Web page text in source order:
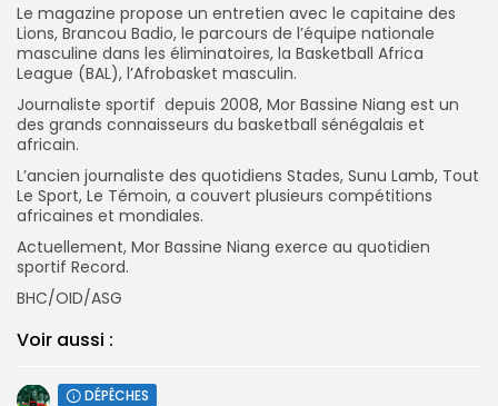
Le magazine propose un entretien avec le capitaine des
Lions, Brancou Badio, le parcours de l’équipe nationale
masculine dans les éliminatoires, la Basketball Africa
League (BAL), l’Afrobasket masculin.
Journaliste sportif depuis 2008, Mor Bassine Niang est un
des grands connaisseurs du basketball sénégalais et
africain.
L’ancien journaliste des quotidiens Stades, Sunu Lamb, Tout
Le Sport, Le Témoin, a couvert plusieurs compétitions
africaines et mondiales.
Actuellement, Mor Bassine Niang exerce au quotidien
sportif Record.
BHC/OID/ASG
Voir aussi :
DÉPÊCHES